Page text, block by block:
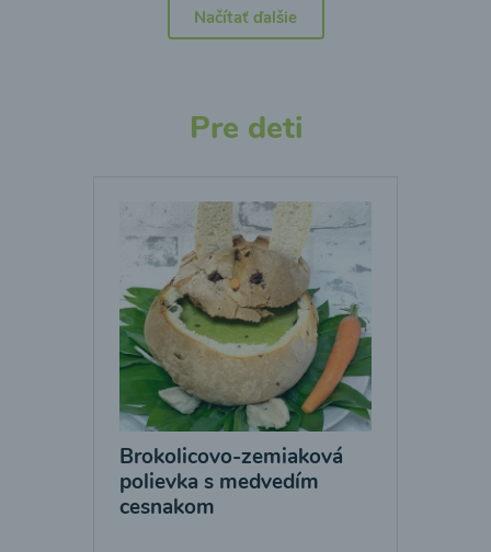
Načítať ďalšie
Pre deti
Brokolicovo-zemiaková
polievka s medvedím
cesnakom